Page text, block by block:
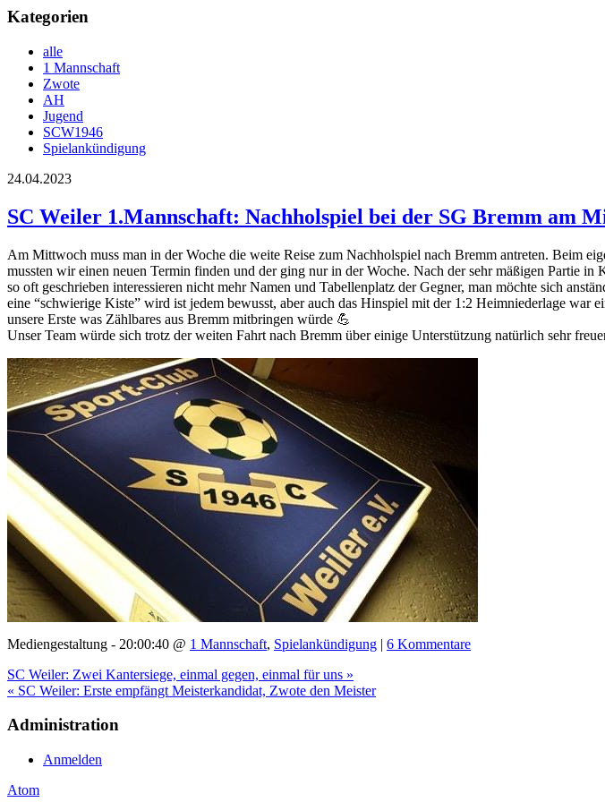
Kategorien
alle
1 Mannschaft
Zwote
AH
Jugend
SCW1946
Spielankündigung
24.04.2023
SC Weiler 1.Mannschaft: Nachholspiel bei der SG Bremm am
Am Mittwoch muss man in der Woche die weite Reise zum Nachholspiel nach Bremm antreten. Beim
mussten wir einen neuen Termin finden und der ging nur in der Woche. Nach der sehr mäßigen Partie
so oft geschrieben interessieren nicht mehr Namen und Tabellenplatz der Gegner, man möchte sich
eine “schwierige Kiste” wird ist jedem bewusst, aber auch das Hinspiel mit der 1:2 Heimniederlage war
unsere Erste was Zählbares aus Bremm mitbringen würde 💪
Unser Team würde sich trotz der weiten Fahrt nach Bremm über einige Unterstützung natürlich sehr
Mediengestaltung - 20:00:40 @ 1 Mannschaft, Spielankündigung | 6 Kommentare
SC Weiler: Zwei Kantersiege, einmal gegen, einmal für uns »
« SC Weiler: Erste empfängt Meisterkandidat, Zwote den Meister
Administration
Anmelden
Atom